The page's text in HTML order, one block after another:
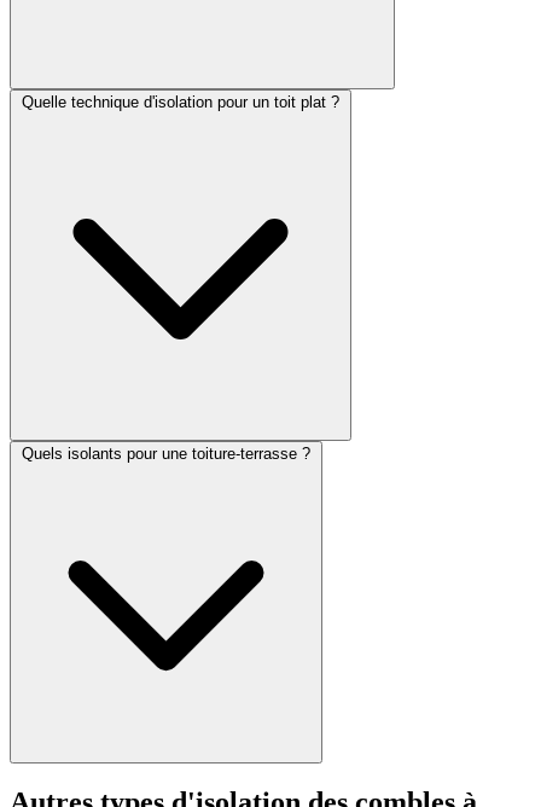
Quelle technique d'isolation pour un toit plat ?
Quels isolants pour une toiture-terrasse ?